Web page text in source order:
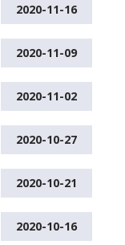
2020-11-16
2020-11-09
2020-11-02
2020-10-27
2020-10-21
2020-10-16